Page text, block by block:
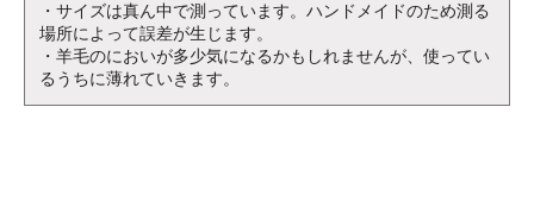
・サイズは真ん中で測っています。ハンドメイドのため測る
場所によって誤差が生じます。
・羊毛のにおいが多少気になるかもしれませんが、使ってい
るうちに薄れていきます。